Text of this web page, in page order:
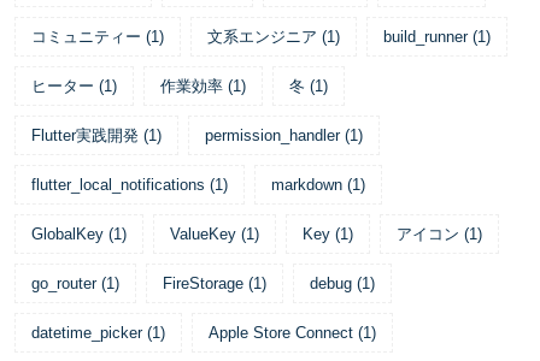
コミュニティー (1) 文系エンジニア (1) build_runner (1)
ヒーター (1) 作業効率 (1) 冬 (1)
Flutter実践開発 (1) permission_handler (1)
flutter_local_notifications (1) markdown (1)
GlobalKey (1) ValueKey (1) Key (1) アイコン (1)
go_router (1) FireStorage (1) debug (1)
datetime_picker (1) Apple Store Connect (1)